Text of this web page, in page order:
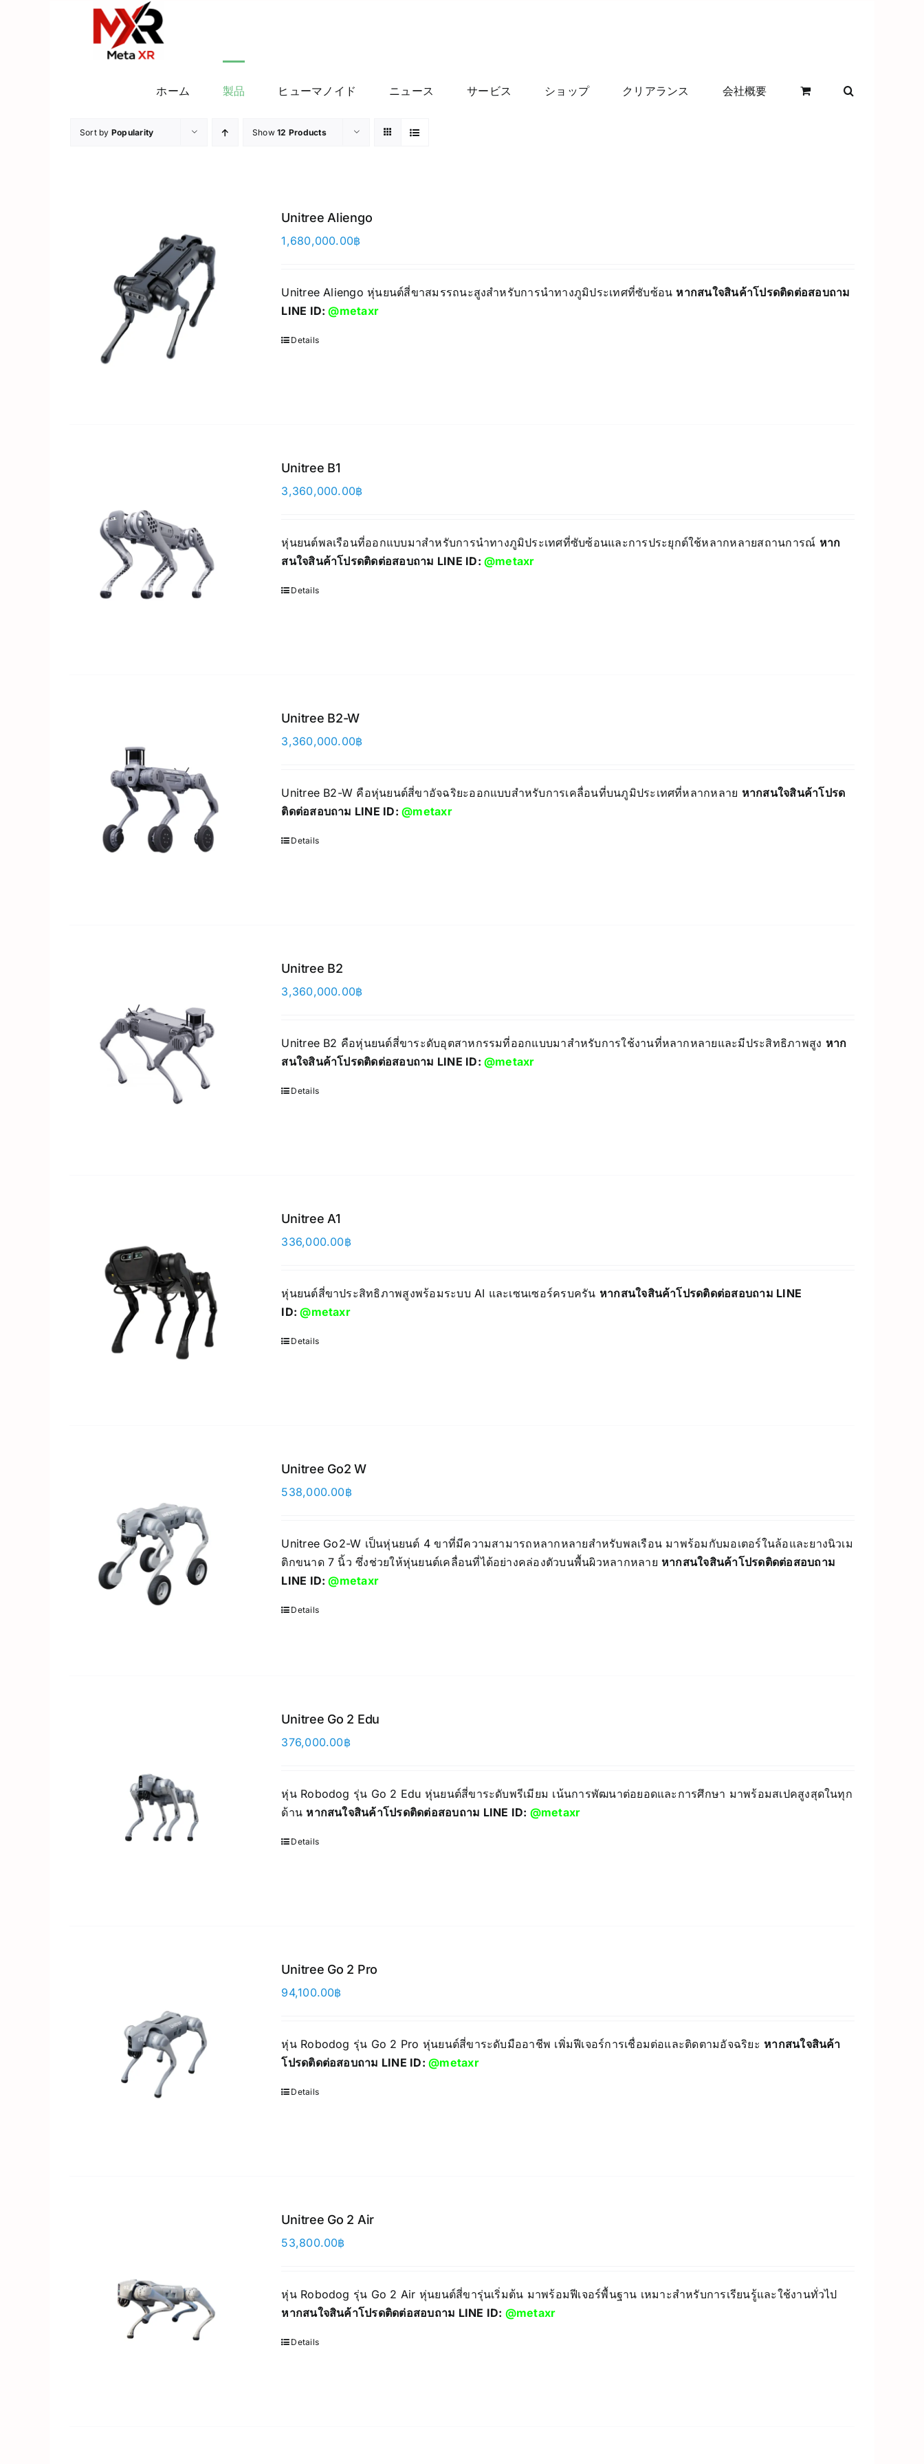
ホーム 製品 ヒューマノイド ニュース サービス ショップ クリアランス 会社概要
Sort by Popularity Show12 Products
Unitree Aliengo
1,680,000.00฿
Unitree Aliengo หุ่นยนต์สี่ขาสมรรถนะสูงสำหรับการนำทางภูมิประเทศที่ซับซ้อน หากสนใจสินค้าโปรดติดต่อสอบถาม
LINE ID:@metaxr
Details
Unitree B1
3,360,000.00฿
หุ่นยนต์พลเรือนที่ออกแบบมาสำหรับการนำทางภูมิประเทศที่ซับซ้อนและการประยุกต์ใช้หลากหลายสถานการณ์ หาก
สนใจสินค้าโปรดติดต่อสอบถาม LINE ID: @metaxr
Details
Unitree B2-W
3,360,000.00฿
Unitree B2-W คือหุ่นยนต์สี่ขาอัจฉริยะออกแบบสำหรับการเคลื่อนที่บนภูมิประเทศที่หลากหลาย หากสนใจสินค้าโปรด
ติดต่อสอบถาม LINE ID:@metaxr
Details
Unitree B2
3,360,000.00฿
Unitree B2 คือหุ่นยนต์สี่ขาระดับอุตสาหกรรมที่ออกแบบมาสำหรับการใช้งานที่หลากหลายและมีประสิทธิภาพสูง หาก
สนใจสินค้าโปรดติดต่อสอบถาม LINE ID: @metaxr
Details
Unitree A1
336,000.00฿
หุ่นยนต์สี่ขาประสิทธิภาพสูงพร้อมระบบ AI และเซนเซอร์ครบครัน หากสนใจสินค้าโปรดติดต่อสอบถาม LINE
ID:@metaxr
Details
Unitree Go2 W
538,000.00฿
Unitree Go2-W เป็นหุ่นยนต์ 4 ขาที่มีความสามารถหลากหลายสำหรับพลเรือน มาพร้อมกับมอเตอร์ในล้อและยางนิวเม
ติกขนาด 7 นิ้ว ซึ่งช่วยให้หุ่นยนต์เคลื่อนที่ได้อย่างคล่องตัวบนพื้นผิวหลากหลาย หากสนใจสินค้าโปรดติดต่อสอบถาม
LINE ID:@metaxr
Details
Unitree Go 2 Edu
376,000.00฿
หุ่น Robodog รุ่น Go 2 Edu หุ่นยนต์สี่ขาระดับพรีเมียม เน้นการพัฒนาต่อยอดและการศึกษา มาพร้อมสเปคสูงสุดในทุก
ด้าน หากสนใจสินค้าโปรดติดต่อสอบถาม LINE ID: @metaxr
Details
Unitree Go 2 Pro
94,100.00฿
หุ่น Robodog รุ่น Go 2 Pro หุ่นยนต์สี่ขาระดับมืออาชีพ เพิ่มฟีเจอร์การเชื่อมต่อและติดตามอัจฉริยะ หากสนใจสินค้า
โปรดติดต่อสอบถาม LINE ID:@metaxr
Details
Unitree Go 2 Air
53,800.00฿
หุ่น Robodog รุ่น Go 2 Air หุ่นยนต์สี่ขารุ่นเริ่มต้น มาพร้อมฟีเจอร์พื้นฐาน เหมาะสำหรับการเรียนรู้และใช้งานทั่วไป
หากสนใจสินค้าโปรดติดต่อสอบถาม LINE ID: @metaxr
Details